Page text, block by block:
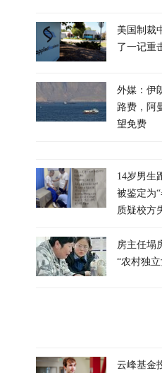
美国制裁
了一记重
外媒：伊
路费，阿
望免费
14岁男生
被鉴定为
质疑校方
房主任塌
“农村独立
云峰基金